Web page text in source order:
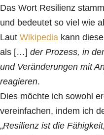
Das Wort Resilienz
und bedeutet so viel wie
Laut Wikipedia kann
als […] der Prozess, in
und Veränderungen mit
reagieren.
Dies möchte ich sowohl
vereinfachen, indem ich
„Resilienz ist die